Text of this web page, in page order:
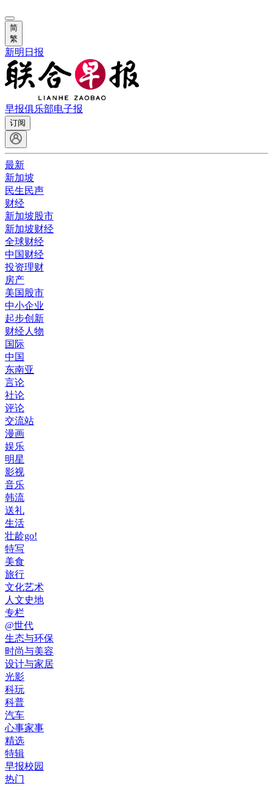
简
繁
新明日报
早报俱乐部电子报
订阅
最新
新加坡
民生民声
财经
新加坡股市
新加坡财经
全球财经
中国财经
投资理财
房产
美国股市
中小企业
起步创新
财经人物
国际
中国
东南亚
言论
社论
评论
交流站
漫画
娱乐
明星
影视
音乐
韩流
送礼
生活
壮龄go!
特写
美食
旅行
文化艺术
人文史地
专栏
@世代
生态与环保
时尚与美容
设计与家居
光影
科玩
科普
汽车
心事家事
精选
特辑
早报校园
热门